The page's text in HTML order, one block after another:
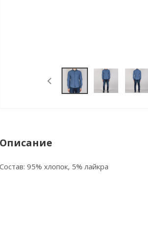
Описание
Состав: 95% хлопок, 5% лайкра